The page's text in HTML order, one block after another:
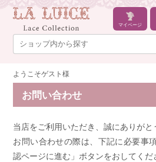
マイページ
ようこそゲスト様
お問い合わせ
当店をご利用いただき、誠にありがと
お問い合わせの際は、下記に必要事
認ページに進む」ボタンをおしてくだ